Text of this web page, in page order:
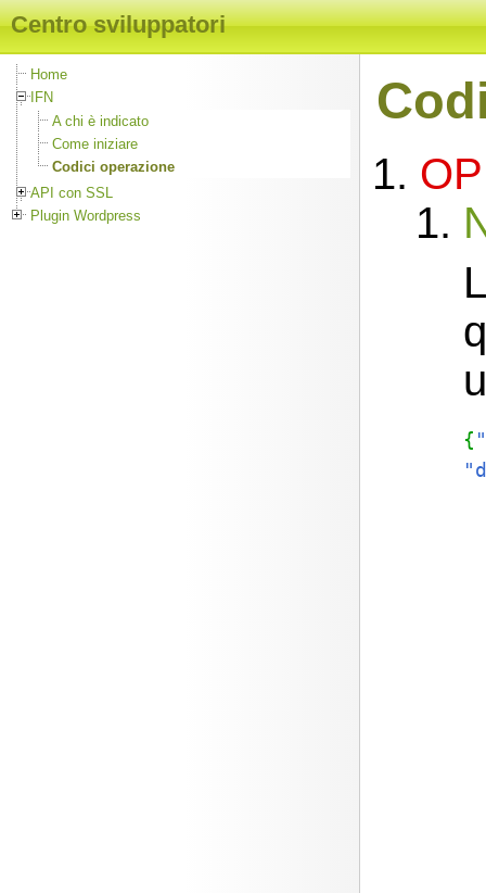
Centro sviluppatori
Home
IFN
A chi è indicato
Come iniziare
Codici operazione
API con SSL
Plugin Wordpress
{